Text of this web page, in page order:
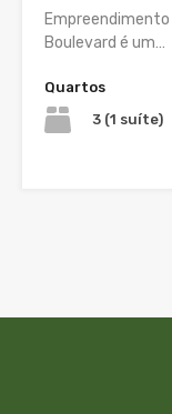
Boulevard é um…
Quartos
3 (1 suíte)